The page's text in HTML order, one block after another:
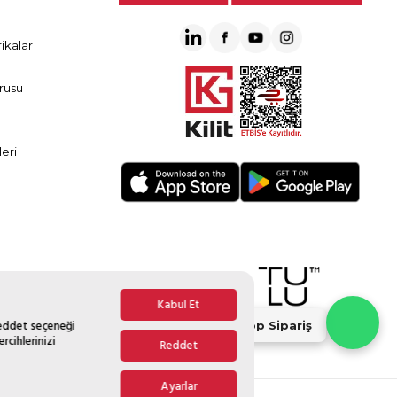
seçeneği
Kabul Et
Reddet
Ayarlar
Whatsapp Sipariş